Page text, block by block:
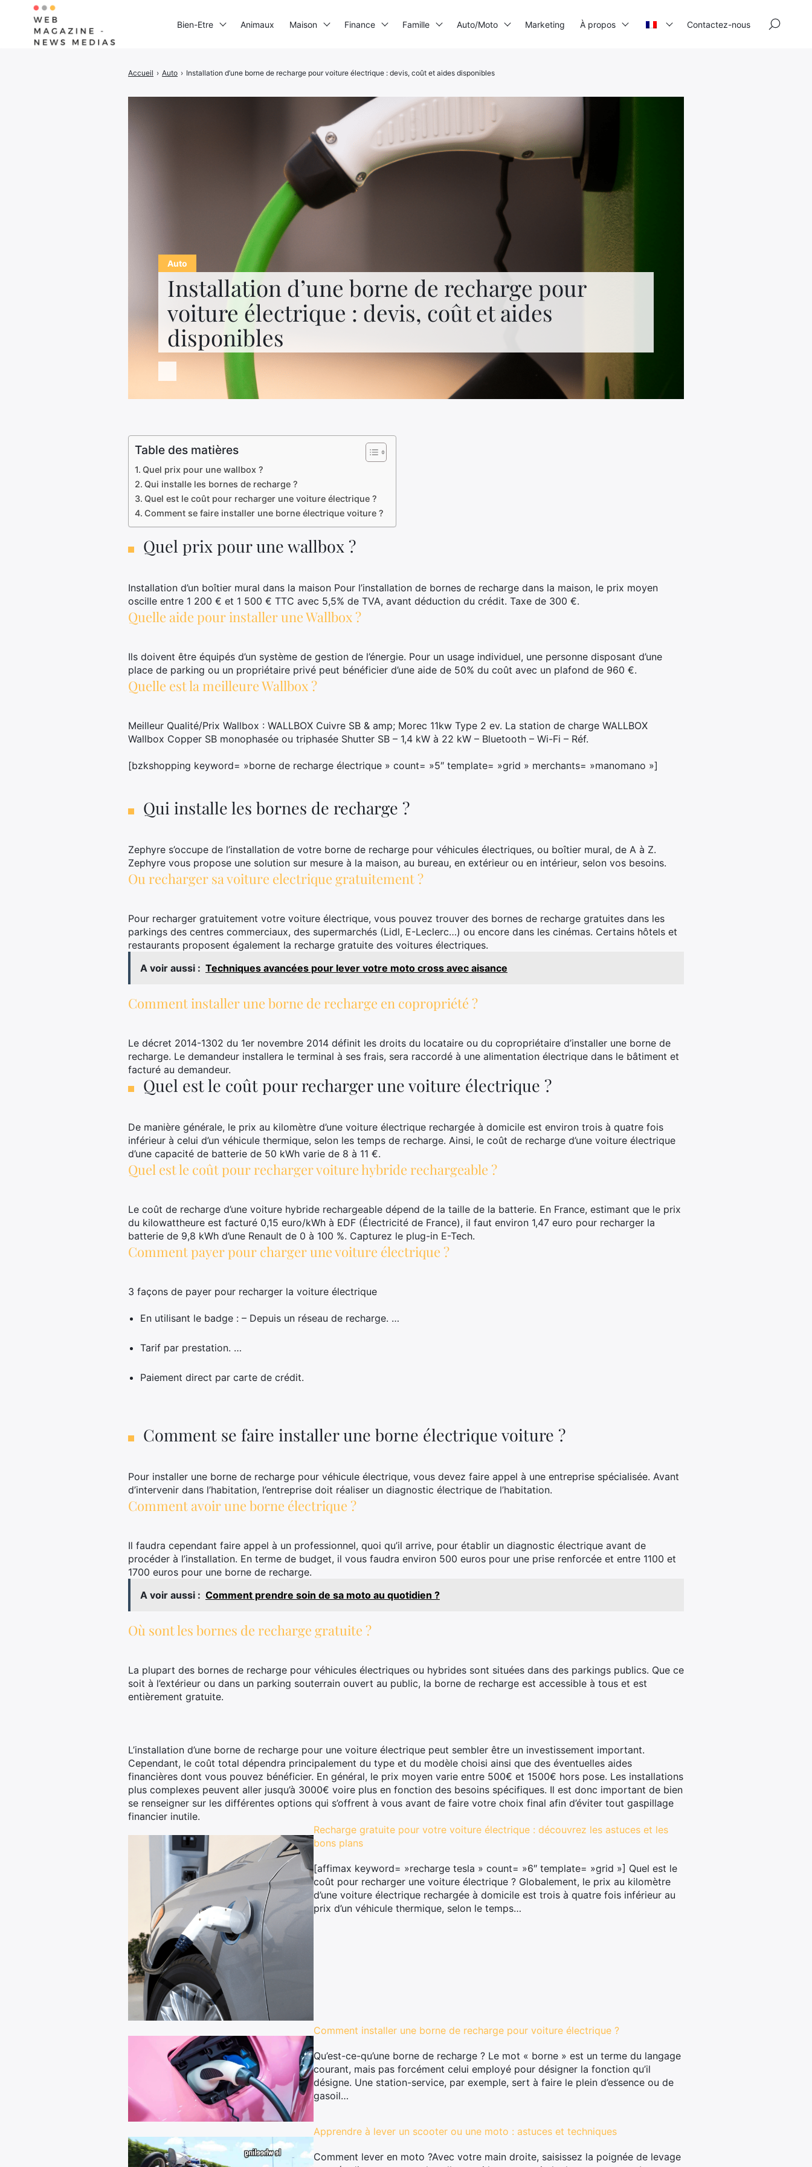
Auto
Installation d’une borne de recharge pour
voiture électrique : devis, coût et aides
disponibles
Accueil › Auto › Installation d’une borne de recharge pour voiture électrique : devis, coût et aides disponibles
Table des matières
Quel prix pour une wallbox ?
Qui installe les bornes de recharge ?
Quel est le coût pour recharger une voiture électrique ?
Comment se faire installer une borne électrique voiture ?
Quel prix pour une wallbox ?
Installation d’un boîtier mural dans la maison Pour l’installation de bornes de recharge dans la maison, le prix moyen
oscille entre 1 200 € et 1 500 € TTC avec 5,5% de TVA, avant déduction du crédit. Taxe de 300 €.
Quelle aide pour installer une Wallbox ?
Ils doivent être équipés d’un système de gestion de l’énergie. Pour un usage individuel, une personne disposant d’une
place de parking ou un propriétaire privé peut bénéficier d’une aide de 50% du coût avec un plafond de 960 €.
Quelle est la meilleure Wallbox ?
Meilleur Qualité/Prix Wallbox : WALLBOX Cuivre SB & amp; Morec 11kw Type 2 ev. La station de charge WALLBOX
Wallbox Copper SB monophasée ou triphasée Shutter SB – 1,4 kW à 22 kW – Bluetooth – Wi-Fi – Réf.
[bzkshopping keyword= »borne de recharge électrique » count= »5″ template= »grid » merchants= »manomano »]
Qui installe les bornes de recharge ?
Zephyre s’occupe de l’installation de votre borne de recharge pour véhicules électriques, ou boîtier mural, de A à Z.
Zephyre vous propose une solution sur mesure à la maison, au bureau, en extérieur ou en intérieur, selon vos besoins.
Ou recharger sa voiture electrique gratuitement ?
Pour recharger gratuitement votre voiture électrique, vous pouvez trouver des bornes de recharge gratuites dans les
parkings des centres commerciaux, des supermarchés (Lidl, E-Leclerc…) ou encore dans les cinémas. Certains hôtels et
restaurants proposent également la recharge gratuite des voitures électriques.
A voir aussi : Techniques avancées pour lever votre moto cross avec aisance
Comment installer une borne de recharge en copropriété ?
Le décret 2014-1302 du 1er novembre 2014 définit les droits du locataire ou du copropriétaire d’installer une borne de
recharge. Le demandeur installera le terminal à ses frais, sera raccordé à une alimentation électrique dans le bâtiment et
facturé au demandeur.
Quel est le coût pour recharger une voiture électrique ?
De manière générale, le prix au kilomètre d’une voiture électrique rechargée à domicile est environ trois à quatre fois
inférieur à celui d’un véhicule thermique, selon les temps de recharge. Ainsi, le coût de recharge d’une voiture électrique
d’une capacité de batterie de 50 kWh varie de 8 à 11 €.
Quel est le coût pour recharger voiture hybride rechargeable ?
Le coût de recharge d’une voiture hybride rechargeable dépend de la taille de la batterie. En France, estimant que le prix
du kilowattheure est facturé 0,15 euro/kWh à EDF (Électricité de France), il faut environ 1,47 euro pour recharger la
batterie de 9,8 kWh d’une Renault de 0 à 100 %. Capturez le plug-in E-Tech.
Comment payer pour charger une voiture électrique ?
3 façons de payer pour recharger la voiture électrique
En utilisant le badge : – Depuis un réseau de recharge. …
Tarif par prestation. …
Paiement direct par carte de crédit.
Comment se faire installer une borne électrique voiture ?
Pour installer une borne de recharge pour véhicule électrique, vous devez faire appel à une entreprise spécialisée. Avant
d’intervenir dans l’habitation, l’entreprise doit réaliser un diagnostic électrique de l’habitation.
Comment avoir une borne électrique ?
Il faudra cependant faire appel à un professionnel, quoi qu’il arrive, pour établir un diagnostic électrique avant de
procéder à l’installation. En terme de budget, il vous faudra environ 500 euros pour une prise renforcée et entre 1100 et
1700 euros pour une borne de recharge.
A voir aussi : Comment prendre soin de sa moto au quotidien ?
Où sont les bornes de recharge gratuite ?
La plupart des bornes de recharge pour véhicules électriques ou hybrides sont situées dans des parkings publics. Que ce
soit à l’extérieur ou dans un parking souterrain ouvert au public, la borne de recharge est accessible à tous et est
entièrement gratuite.
L’installation d’une borne de recharge pour une voiture électrique peut sembler être un investissement important.
Cependant, le coût total dépendra principalement du type et du modèle choisi ainsi que des éventuelles aides
financières dont vous pouvez bénéficier. En général, le prix moyen varie entre 500€ et 1500€ hors pose. Les installations
plus complexes peuvent aller jusqu’à 3000€ voire plus en fonction des besoins spécifiques. Il est donc important de bien
se renseigner sur les différentes options qui s’offrent à vous avant de faire votre choix final afin d’éviter tout gaspillage
financier inutile.
Recharge gratuite pour votre voiture électrique : découvrez les astuces et les
bons plans
[affimax keyword= »recharge tesla » count= »6″ template= »grid »] Quel est le
coût pour recharger une voiture électrique ? Globalement, le prix au kilomètre
d’une voiture électrique rechargée à domicile est trois à quatre fois inférieur au
prix d’un véhicule thermique, selon le temps…
Comment installer une borne de recharge pour voiture électrique ?
Qu’est-ce-qu’une borne de recharge ? Le mot « borne » est un terme du langage
courant, mais pas forcément celui employé pour désigner la fonction qu’il
désigne. Une station-service, par exemple, sert à faire le plein d’essence ou de
gasoil…
Apprendre à lever un scooter ou une moto : astuces et techniques
Comment lever en moto ?Avec votre main droite, saisissez la poignée de levage
Bien-Etre Animaux Maison
Imprimante 3D
Electrogène
Finance Famille Auto/Moto Marketing À propos Contactez-nous
Rechercher